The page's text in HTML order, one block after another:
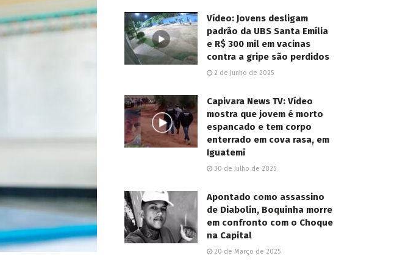
Vídeo: Jovens desligam
padrão da UBS Santa Emília
e R$ 300 mil em vacinas
contra a gripe são perdidos
2 de Junho de 2025
Capivara News TV: Vídeo
mostra que jovem é morto
espancado e tem corpo
enterrado em cova rasa, em
Iguatemi
30 de Julho de 2025
Apontado como assassino
de Diabolin, Boquinha morre
em confronto com o Choque
na Capital
20 de Março de 2025